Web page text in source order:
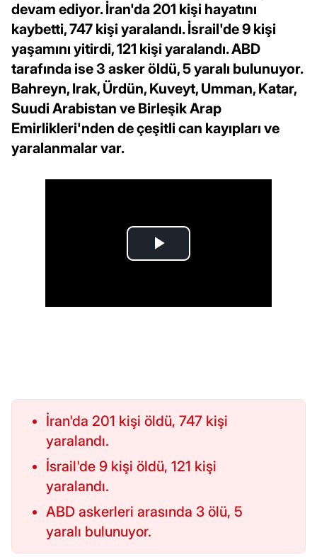
devam ediyor. İran'da 201 kişi hayatını
kaybetti, 747 kişi yaralandı. İsrail'de 9 kişi
yaşamını yitirdi, 121 kişi yaralandı. ABD
tarafında ise 3 asker öldü, 5 yaralı bulunuyor.
Bahreyn, Irak, Ürdün, Kuveyt, Umman, Katar,
Suudi Arabistan ve Birleşik Arap
Emirlikleri'nden de çeşitli can kayıpları ve
yaralanmalar var.
İran'da 201 kişi öldü, 747 kişi
yaralandı.
İsrail'de 9 kişi öldü, 121 kişi
yaralandı.
ABD askerleri arasında 3 ölü, 5
yaralı bulunuyor.